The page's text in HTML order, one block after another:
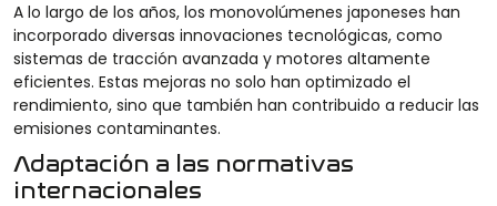
A lo largo de los años, los monovolúmenes japoneses han
incorporado diversas innovaciones tecnológicas, como
sistemas de tracción avanzada y motores altamente
eficientes. Estas mejoras no solo han optimizado el
rendimiento, sino que también han contribuido a reducir las
emisiones contaminantes.
Adaptación a las normativas
internacionales